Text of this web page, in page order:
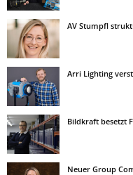
AV Stumpfl
Arri Lighting
Bildkraft besetzt
Neuer Group